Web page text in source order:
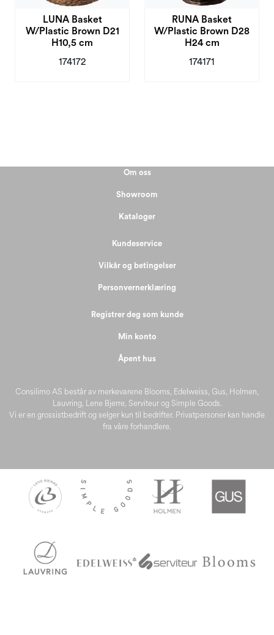
LUNA Basket
W/Plastic Brown D21
H10,5 cm
174172
RUNA Basket
W/Plastic Brown D28
H24 cm
174171
Consilimo AS består av merkevarene Blooms, Edelweiss, Gus, Holmen,
Lauvring, Lene Bjerre, Serviteur og Simple Goods.
Vi er en grossistbedrift og selger kun til bedrifter. Privatpersoner kan handle
fra våre forhandlere.
Om oss
Showroom
Kataloger
Kundeservice
Vilkår og betingelser
Personvernerklæring
Registrer deg som kunde
Min konto
Åpent hus